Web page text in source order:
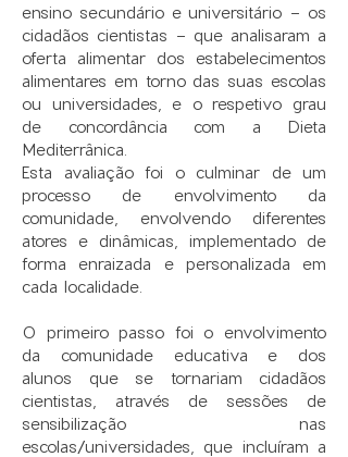
ensino secundário e universitário - os
cidadãos cientistas - que analisaram a
oferta alimentar dos estabelecimentos
alimentares em torno das suas escolas
ou universidades, e o respetivo grau
de concordância com a Dieta
Mediterrânica.
Esta avaliação foi o culminar de um
processo de envolvimento da
comunidade, envolvendo diferentes
atores e dinâmicas, implementado de
forma enraizada e personalizada em
cada localidade.
O primeiro passo foi o envolvimento
da comunidade educativa e dos
alunos que se tornariam cidadãos
cientistas, através de sessões de
sensibilização nas
escolas/universidades, que incluíram a